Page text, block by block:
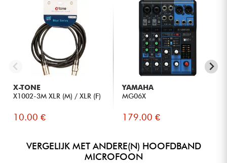
X-TONE
X1002-3M XLR (M) / XLR (F)
10.00 €
YAMAHA
MG06X
179.00 €
VERGELIJK MET ANDERE(N) HOOFDBAND
MICROFOON